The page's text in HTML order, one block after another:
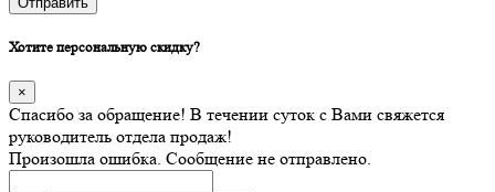
Хотите персональную скидку?
×
Спасибо за обращение! В течении суток с Вами свяжется
руководитель отдела продаж!
Произошла ошибка. Сообщение не отправлено.